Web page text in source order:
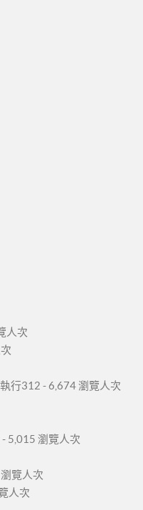
人次
行312 - 6,674 瀏覽人次
- 5,015 瀏覽人次
覽人次
人次